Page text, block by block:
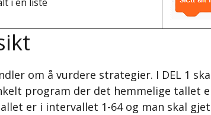
om å vurdere strategier. I DEL 1
program der det hemmelige tallet
er i intervallet 1-64 og man skal